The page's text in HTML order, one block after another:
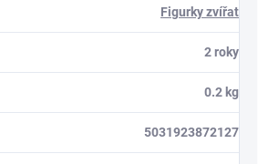
Figurky zvířat
2 roky
0.2 kg
5031923872127